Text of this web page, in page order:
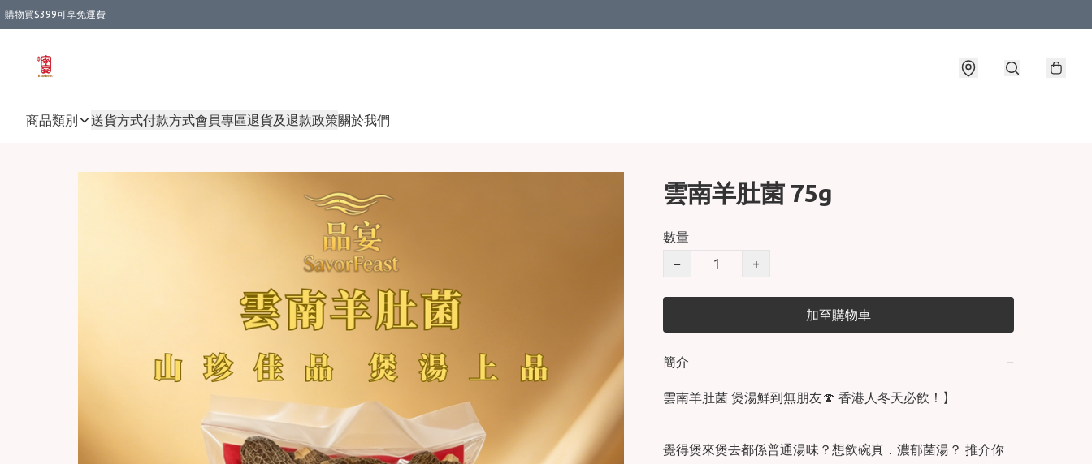
購物買$399可享免運費
商品類別 送貨方式付款方式會員專區退貨及退款政策關於我們
雲南羊肚菌 75g
數量
−
+
加至購物車
簡介 −
雲南羊肚菌 煲湯鮮到無朋友🍄 香港人冬天必飲！】
覺得煲來煲去都係普通湯味？想飲碗真．濃郁菌湯？ 推介你